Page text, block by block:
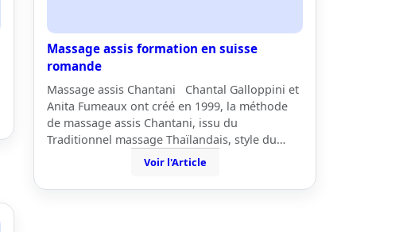
Massage assis formation en suisse
romande
Massage assis Chantani Chantal Galloppini et
Anita Fumeaux ont créé en 1999, la méthode
de massage assis Chantani, issu du
Traditionnel massage Thaïlandais, style du…
Voir l'Article